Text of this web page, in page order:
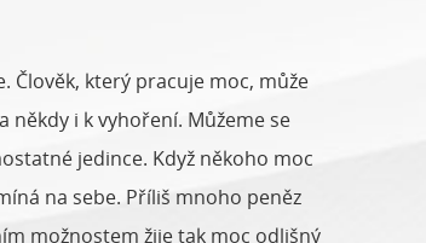
Člověk, který pracuje moc, může
někdy i k vyhoření. Můžeme se
jedince. Když někoho moc
na sebe. Příliš mnoho peněz
možnostem žije tak moc odlišný